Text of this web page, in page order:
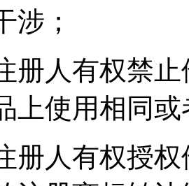
涉；
册人有权禁
上使用相同
册人有权授